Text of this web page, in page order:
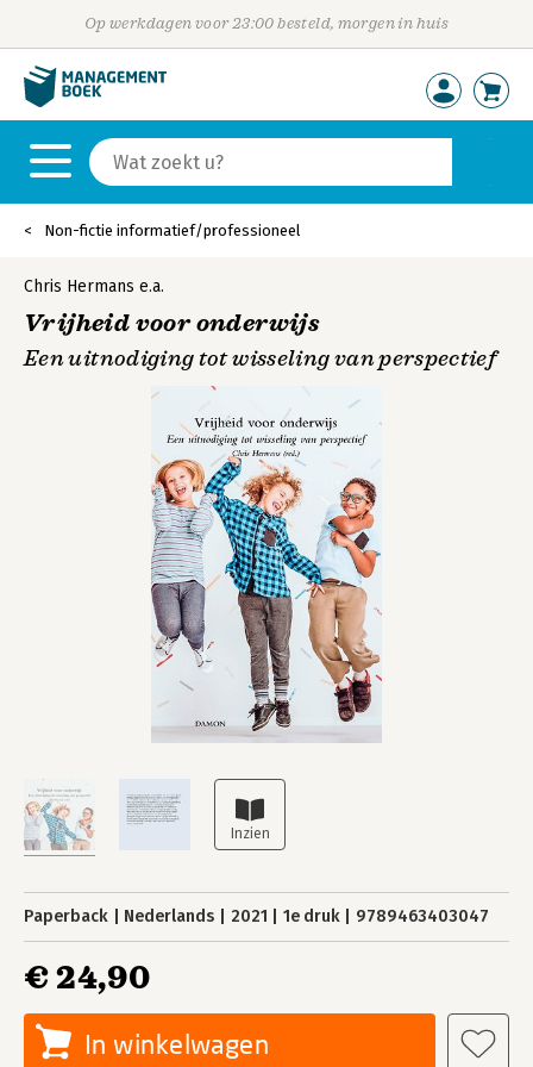
Op werkdagen voor 23:00 besteld, morgen in huis
Non-fictie informatief/professioneel
Chris Hermans e.a.
Vrijheid voor onderwijs
Een uitnodiging tot wisseling van perspectief
Paperback Nederlands 2021 1e druk 9789463403047
€ 24,90
In winkelwagen